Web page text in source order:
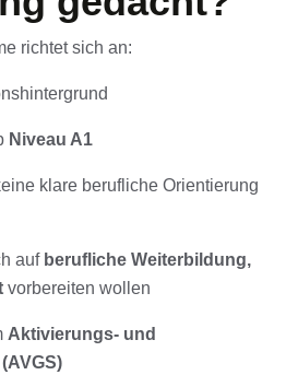
richtet sich an:
Niveau A1
klare berufliche Orientierung
auf berufliche Weiterbildung,
vorbereiten wollen
Aktivierungs- und